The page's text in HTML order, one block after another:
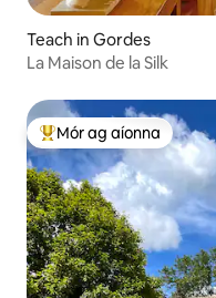
Teach in Gordes
La Maison de la Silk
An-mhór ag aíonna
Mór ag aíonna